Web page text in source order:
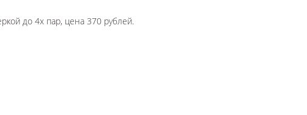
до 4х пар, цена 370 рублей.